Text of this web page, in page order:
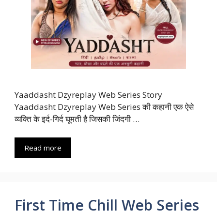
Yaaddasht Dzyreplay Web Series Story
Yaaddasht Dzyreplay Web Series की कहानी एक ऐसे
व्यक्ति के इर्द-गिर्द घूमती है जिसकी जिंदगी …
Read more
First Time Chill Web Series